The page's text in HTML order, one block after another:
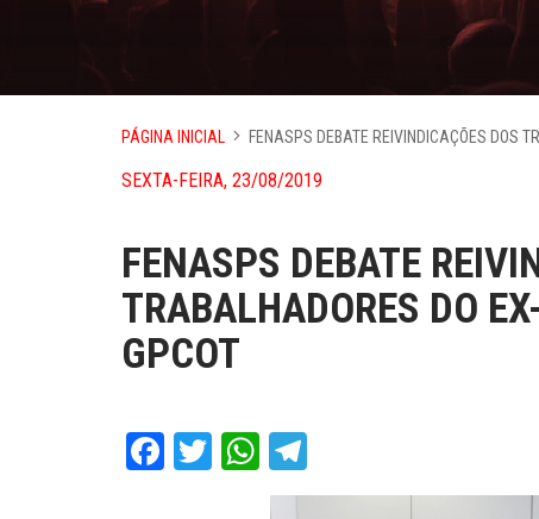
PÁGINA INICIAL FENASPS DEBATE REIVINDICAÇÕES DOS
SEXTA-FEIRA, 23/08/2019
FENASPS DEBATE
TRABALHADORES DO
GPCOT
Facebook
TwitterWhatsApp